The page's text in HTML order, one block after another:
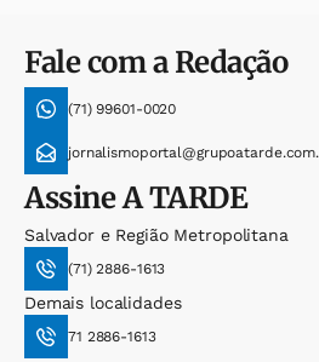
Fale com a Redação
(71) 99601-0020
AssineA TARDE
Salvador e Região Metropolitana
(71) 2886-1613
Demais localidades
71 2886-1613